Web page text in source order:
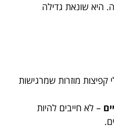
היא שונאת גדילה
קפיצות מוזרות שמרגישות
– לא חייבים להיות